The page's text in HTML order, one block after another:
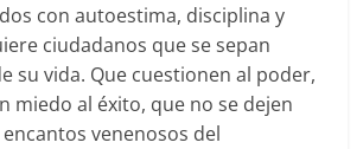
con autoestima, disciplina y
ciudadanos que se sepan
su vida. Que cuestionen al poder,
miedo al éxito, que no se dejen
venenosos del